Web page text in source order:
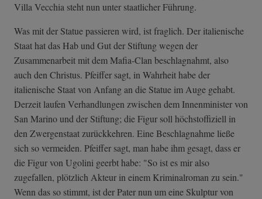
Villa Vecchia steht nun unter staatlicher Führung.
Was mit der Statue passieren wird, ist fraglich. Der italienische
Staat hat das Hab und Gut der Stiftung wegen der
Zusammenarbeit mit dem Mafia-Clan beschlagnahmt, also
auch den Christus. Pfeiffer sagt, in Wahrheit habe der
italienische Staat von Anfang an die Statue im Auge gehabt.
Derzeit laufen Verhandlungen zwischen dem Innenminister von
San Marino und der Stiftung; die Figur soll höchstoffiziell in
den Zwergenstaat zurückkehren. Eine Beschlagnahme ließe
sich so vermeiden. Pfeiffer sagt, man habe ihm gesagt, dass er
die Figur von Ugolini geerbt habe: "So ist es mir also
zugefallen, plötzlich Akteur in einem Kriminalroman zu sein."
Wenn das so stimmt, ist der Pater nun um eine Skulptur von